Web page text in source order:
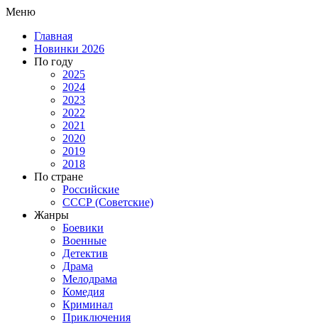
Меню
Главная
Новинки 2026
По году
2025
2024
2023
2022
2021
2020
2019
2018
По стране
Российские
СССР (Советские)
Жанры
Боевики
Военные
Детектив
Драма
Мелодрама
Комедия
Криминал
Приключения